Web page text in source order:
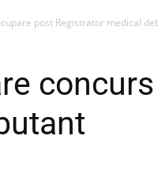
post Registrator medical